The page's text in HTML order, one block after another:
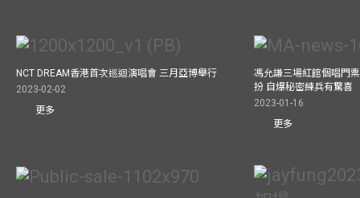
NCT DREAM香港首次巡迴演唱會 三月亞博舉行
2023-02-02
更多
馮允謙三場紅館個唱門
扮 自爆秘密練兵有驚喜
2023-01-16
更多